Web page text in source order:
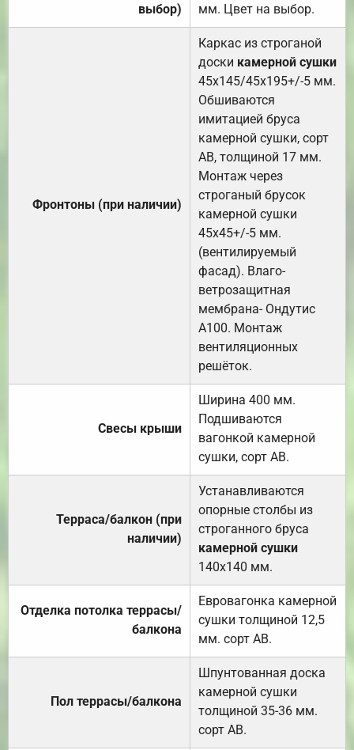
выбор)
мм. Цвет на выбор.
Фронтоны (при наличии)
Каркас из строганой
доски камерной сушки
45х145/45х195+/-5 мм.
Обшиваются
имитацией бруса
камерной сушки, сорт
АВ, толщиной 17 мм.
Монтаж через
строганый брусок
камерной сушки
45х45+/-5 мм.
(вентилируемый
фасад). Влаго-
ветрозащитная
мембрана- Ондутис
А100. Монтаж
вентиляционных
решёток.
Свесы крыши
Ширина 400 мм.
Подшиваются
вагонкой камерной
сушки, сорт АВ.
Терраса/балкон (при
наличии)
Устанавливаются
опорные столбы из
строганного бруса
камерной сушки
140х140 мм.
Отделка потолка террасы/
балкона
Евровагонка камерной
сушки толщиной 12,5
мм. сорт АВ.
Пол террасы/балкона
Шпунтованная доска
камерной сушки
толщиной 35-36 мм.
сорт АВ.